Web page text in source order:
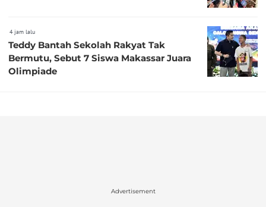
4 jam lalu
Teddy Bantah Sekolah Rakyat Tak
Bermutu, Sebut 7 Siswa Makassar Juara
Olimpiade
Advertisement